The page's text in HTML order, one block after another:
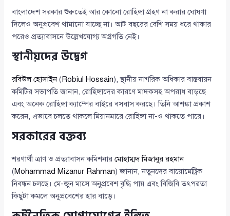
বাংলাদেশ সরকার শুরুতেই আর কোনো রোহিঙ্গা গ্রহণ না করার ঘোষণা
দিলেও অনুপ্রবেশ থামানো যাচ্ছে না। আট বছরের বেশি সময় ধরে থাকার
পরেও প্রত্যাবাসনে উল্লেখযোগ্য অগ্রগতি নেই।
স্থানীয়দের উদ্বেগ
রবিউল হোসাইন( Robiul Hossain), স্থানীয় নাগরিক অধিকার বাস্তবায়ন
কমিটির সভাপতি জানান, রোহিঙ্গাদের কারণে মাদকসহ অপরাধ বাড়ছে
এবং অনেক রোহিঙ্গা ক্যাম্পের বাইরে বসবাস করছে। তিনি আশঙ্কা প্রকাশ
করেন, এভাবে চলতে থাকলে মিয়ানমারে রোহিঙ্গা না-ও থাকতে পারে।
সরকারের বক্তব্য
শরণার্থী ত্রাণ ও প্রত্যাবাসন কমিশনারমোহাম্মদ মিজানুর রহমান
(Mohammad Mizanur Rahman) জানান, নতুনদের বায়োমেট্রিক
নিবন্ধন চলছে। মে-জুন মাসে অনুপ্রবেশ বৃদ্ধি পায় এবং বিজিবি তৎপরতা
কিছুটা কমলে অনুপ্রবেশের হার বাড়ে।